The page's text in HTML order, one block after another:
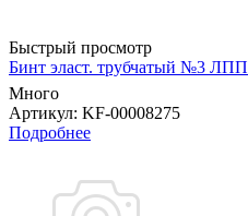
Быстрый просмотр
Бинт эласт. трубчатый №3 ЛПП
Много
Артикул: KF-00008275
Подробнее